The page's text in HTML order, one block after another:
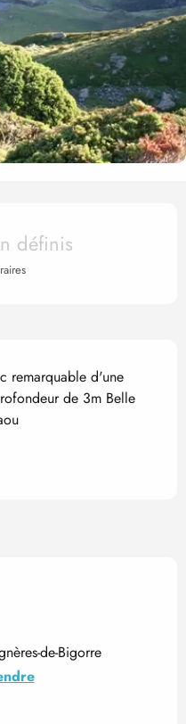
définis
remarquable d'une
de 3m Belle
de-Bigorre